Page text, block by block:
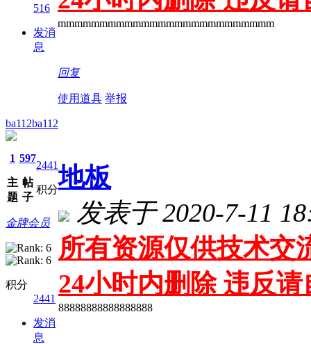
516
发消
息
mmmmmmmmmmmmmmmmmmmmmmmmmm
回复
使用道具 举报
ba112ba112
1
主
题
597
帖
子
2441
积分
金牌会员
积分
2441
发消
息
地板
发表于 2020-7-11
所有资源仅供技术交
24小时内删除 违反
88888888888888888